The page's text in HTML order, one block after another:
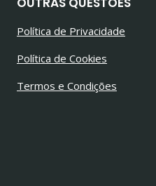
Política de Privacidade
Política de Cookies
Termos e Condições